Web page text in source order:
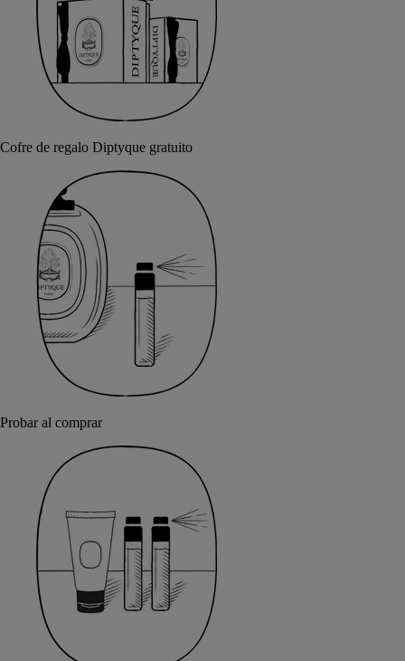
Cofre de regalo Diptyque gratuito
Probar al comprar